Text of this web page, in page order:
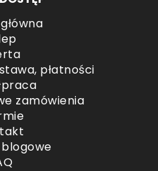
płatności
zamówienia